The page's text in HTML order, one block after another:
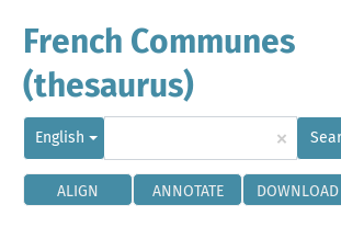
French Communes
(thesaurus)
English ×
ALIGN ANNOTATE DOWNLOAD